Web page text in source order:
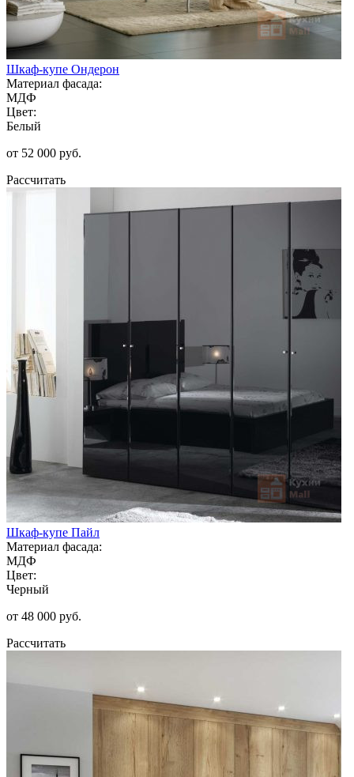
Шкаф-купе Ондерон
Материал фасада:
МДФ
Цвет:
Белый
от 52 000 руб.
Рассчитать
Шкаф-купе Пайл
Материал фасада:
МДФ
Цвет:
Черный
от 48 000 руб.
Рассчитать